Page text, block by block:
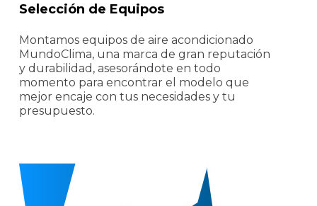
Selección de Equipos
Montamos equipos de aire acondicionado
MundoClima, una marca de gran reputación
y durabilidad, asesorándote en todo
momento para encontrar el modelo que
mejor encaje con tus necesidades y tu
presupuesto.